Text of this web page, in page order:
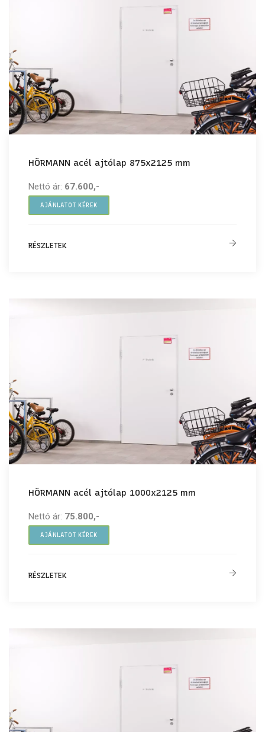
HÖRMANN acél ajtólap 875x2125 mm
Nettó ár: 67.600,-
AJÁNLATOT KÉREK
RÉSZLETEK
HÖRMANN acél ajtólap 1000x2125 mm
Nettó ár: 75.800,-
AJÁNLATOT KÉREK
RÉSZLETEK